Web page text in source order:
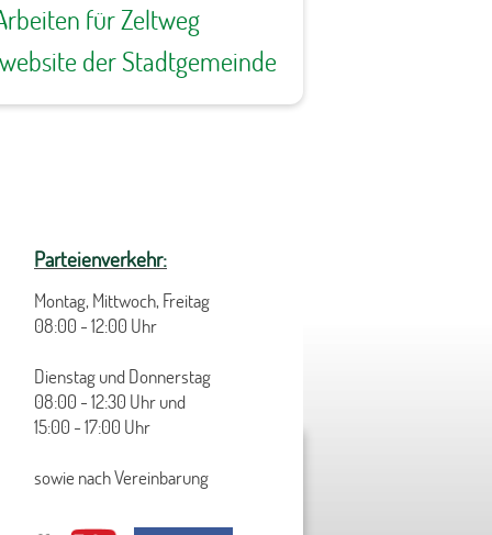
für Zeltweg
der Stadtgemeinde
Parteienverkehr:
Montag, Mittwoch, Freitag
08:00 - 12:00 Uhr
Dienstag und Donnerstag
08:00 - 12:30 Uhr und
15:00 - 17:00 Uhr
sowie nach Vereinbarung